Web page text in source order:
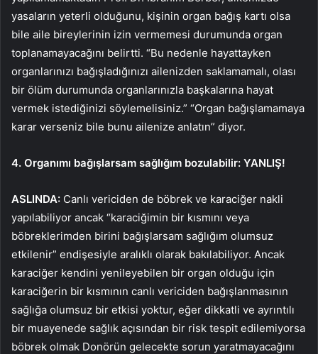
yasaların yeterli olduğunu, kişinin organ bağış kartı olsa
bile aile bireylerinin izin vermemesi durumunda organ
toplanamayacağını belirtti. “Bu nedenle hayattayken
organlarınızı bağışladığınızı ailenizden saklamamalı, olası
bir ölüm durumunda organlarınızla başkalarına hayat
vermek istediğinizi söylemelisiniz.” “Organ bağışlamamaya
karar verseniz bile bunu ailenize anlatın” diyor.
4. Organımı bağışlarsam sağlığım bozulabilir: YANLIŞ!
ASLINDA: Canlı vericiden de böbrek ve karaciğer nakli
yapılabiliyor ancak “karaciğimin bir kısmını veya
böbreklerimden birini bağışlarsam sağlığım olumsuz
etkilenir” endişesiyle aralıklı olarak bakılabiliyor. Ancak
karaciğer kendini yenileyebilen bir organ olduğu için
karaciğerin bir kısmının canlı vericiden bağışlanmasının
sağlığa olumsuz bir etkisi yoktur, eğer dikkatli ve ayrıntılı
bir muayenede sağlık açısından bir risk tespit edilemiyorsa
böbrek olmak Donörün gelecekte sorun yaratmayacağını